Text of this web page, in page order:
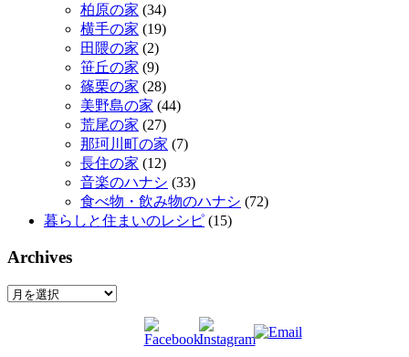
柏原の家 (34)
横手の家 (19)
田隈の家 (2)
笹丘の家 (9)
篠栗の家 (28)
美野島の家 (44)
荒尾の家 (27)
那珂川町の家 (7)
長住の家 (12)
音楽のハナシ (33)
食べ物・飲み物のハナシ (72)
暮らしと住まいのレシピ (15)
Archives
Archives